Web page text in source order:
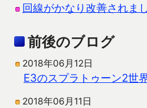
回線がかなり改善されま
前後のブログ
2018年06月12日
E3のスプラトゥーン2世
2018年06月11日